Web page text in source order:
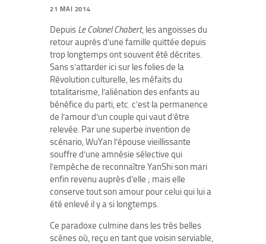
21 MAI 2014
Depuis Le Colonel Chabert, les angoisses du
retour auprès d’une famille quittée depuis
trop longtemps ont souvent été décrites.
Sans s’attarder ici sur les folies de la
Révolution culturelle, les méfaits du
totalitarisme, l’aliénation des enfants au
bénéfice du parti, etc. c’est la permanence
de l’amour d’un couple qui vaut d’être
relevée. Par une superbe invention de
scénario, WuYan l’épouse vieillissante
souffre d’une amnésie sélective qui
l’empêche de reconnaître YanShi son mari
enfin revenu auprès d’elle ; mais elle
conserve tout son amour pour celui qui lui a
été enlevé il y a si longtemps.
Ce paradoxe culmine dans les très belles
scènes où, reçu en tant que voisin serviable,